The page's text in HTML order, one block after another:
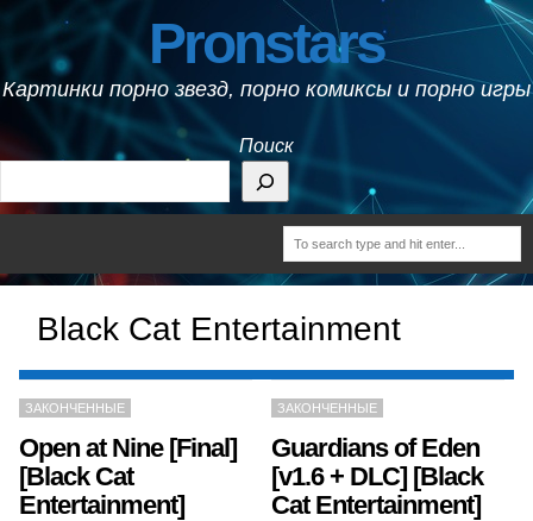
Pronstars
Картинки порно звезд, порно комиксы и порно игры
Поиск
Black Cat Entertainment
ЗАКОНЧЕННЫЕ
Open at Nine [Final]
[Black Cat
Entertainment]
ЗАКОНЧЕННЫЕ
Guardians of Eden
[v1.6 + DLC] [Black
Cat Entertainment]